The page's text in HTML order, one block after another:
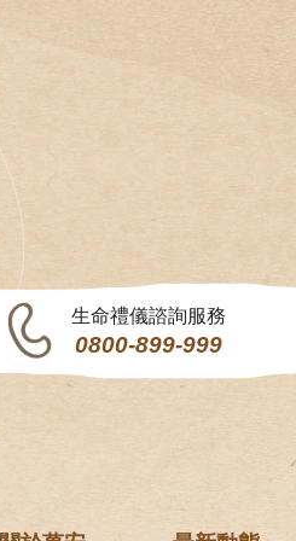
生命禮儀諮詢服務
0800-899-999